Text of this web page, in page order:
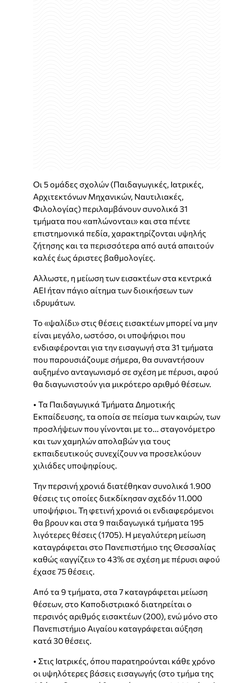
Οι 5 οµάδες σχολών (Παιδαγωγικές, Ιατρικές,
Αρχιτεκτόνων Μηχανικών, Ναυτιλιακές,
Φιλολογίας) περιλαµβάνουν συνολικά 31
τµήµατα που «απλώνονται» και στα πέντε
επιστηµονικά πεδία, χαρακτηρίζονται υψηλής
ζήτησης και τα περισσότερα από αυτά απαιτούν
καλές έως άριστες βαθµολογίες.
Αλλωστε, η μείωση των εισακτέων στα κεντρικά
ΑΕΙ ήταν πάγιο αίτημα των διοικήσεων των
ιδρυμάτων.
Το «ψαλίδι» στις θέσεις εισακτέων μπορεί να μην
είναι μεγάλο, ωστόσο, οι υποψήφιοι που
ενδιαφέρονται για την εισαγωγή στα 31 τμήματα
που παρουσιάζουμε σήμερα, θα συναντήσουν
αυξημένο ανταγωνισμό σε σχέση με πέρυσι, αφού
θα διαγωνιστούν για μικρότερο αριθμό θέσεων.
• Τα Παιδαγωγικά Τμήματα Δημοτικής
Εκπαίδευσης, τα οποία σε πείσμα των καιρών, των
προσλήψεων που γίνονται με το... σταγονόμετρο
και των χαμηλών απολαβών για τους
εκπαιδευτικούς συνεχίζουν να προσελκύουν
χιλιάδες υποψηφίους.
Την περσινή χρονιά διατέθηκαν συνολικά 1.900
θέσεις τις οποίες διεκδίκησαν σχεδόν 11.000
υποψήφιοι. Τη φετινή χρονιά οι ενδιαφερόμενοι
θα βρουν και στα 9 παιδαγωγικά τμήματα 195
λιγότερες θέσεις (1705). Η μεγαλύτερη μείωση
καταγράφεται στο Πανεπιστήμιο της Θεσσαλίας
καθώς «αγγίζει» το 43% σε σχέση με πέρυσι αφού
έχασε 75 θέσεις.
Από τα 9 τμήματα, στα 7 καταγράφεται μείωση
θέσεων, στο Καποδιστριακό διατηρείται ο
περσινός αριθμός εισακτέων (200), ενώ μόνο στο
Πανεπιστήμιο Αιγαίου καταγράφεται αύξηση
κατά 30 θέσεις.
• Στις Ιατρικές, όπου παρατηρούνται κάθε χρόνο
οι υψηλότερες βάσεις εισαγωγής (στο τμήμα της